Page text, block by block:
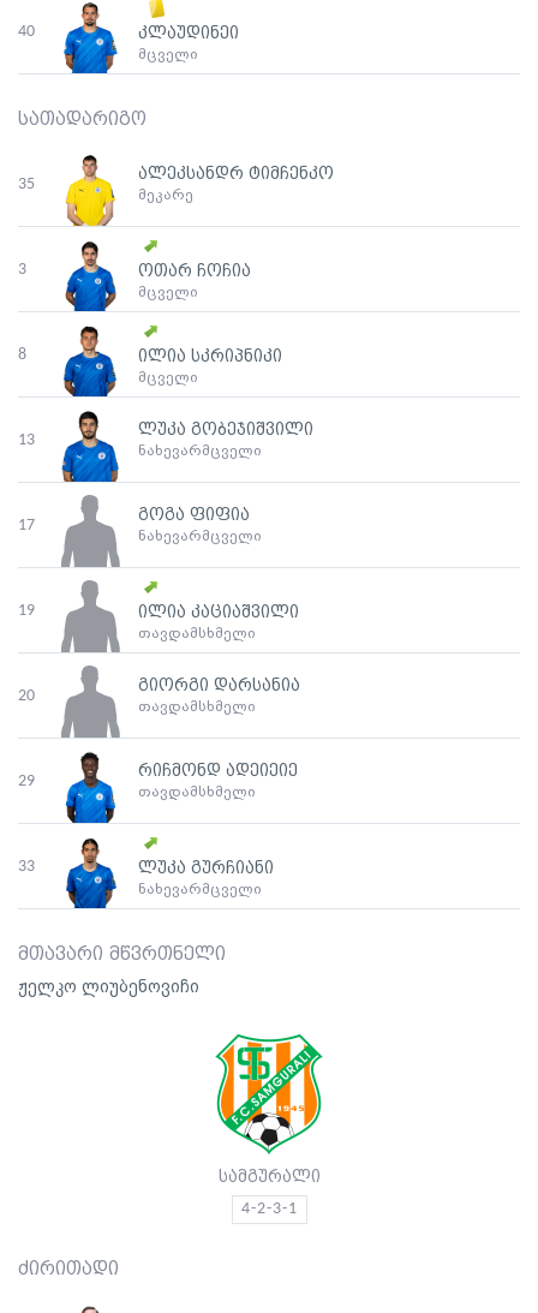
40 კლაუდინეი
მცველი
სათადარიგო
35
ალეკსანდრ ტიმჩენკო
მეკარე
3 ოთარ ჩოჩია
მცველი
8 ილია სკრიპნიკი
მცველი
13
ლუკა გობეჯიშვილი
ნახევარმცველი
17
გოგა ფიფია
ნახევარმცველი
19 ილია კაციაშვილი
თავდამსხმელი
20
გიორგი დარსანია
თავდამსხმელი
29
რიჩმონდ ადეიეიე
თავდამსხმელი
33 ლუკა გურჩიანი
ნახევარმცველი
მთავარი მწვრთნელი
ჟელკო ლიუბენოვიჩი
სამგურალი
4-2-3-1
ძირითადი